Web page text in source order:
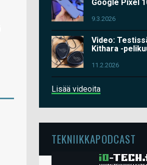
Google Pixel
9.3.2026
Video:
Kithara -
11.2.2026
Lisää videoita
TEKNIIKKAPODCAST